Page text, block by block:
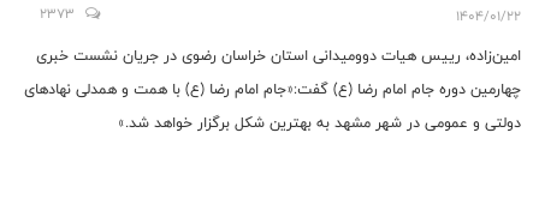
1404/01/22
2373
امین‌زاده، رییس هیات دوومیدانی استان خراسان رضوی در جریان نشست خبری
چهارمین دوره جام امام رضا (ع) گفت:«جام امام رضا (ع) با همت و همدلی نهاد‌های
دولتی و عمومی در شهر مشهد به بهترین شکل برگزار خواهد شد.»